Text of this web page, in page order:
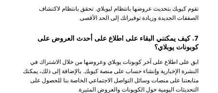
تقوم كيوبك بتحديث عروضها بانتظام ليوبلاي. تحقق بانتظام لاكتشاف
الصفقات الجديدة وزيادة توفيراتك إلى الحد الأقصى.
7. كيف يمكنني البقاء على اطلاع على أحدث العروض على
كوبونات يوبلاي؟
ابق على اطلاع على آخر كوبونات يوبلاي وعروضها من خلال الاشتراك في
النشرة الإخبارية وإنشاء حساب على منصة كيوبك. بالإضافة إلى ذلك، يمكنك
متابعتنا على منصات وسائل التواصل الاجتماعي الخاصة بنا للحصول على
التحديثات اليومية حول الكوبونات والعروض المثيرة.